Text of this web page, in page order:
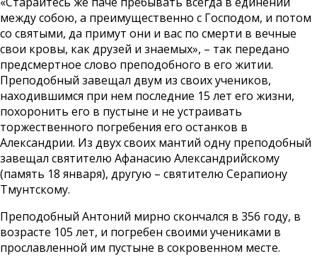
между собою, а преимущественно с Господом, и потом
со святыми, да примут они и вас по смерти в вечные
свои кровы, как друзей и знаемых», – так передано
предсмертное слово преподобного в его житии.
Преподобный завещал двум из своих учеников,
находившимся при нем последние 15 лет его жизни,
похоронить его в пустыне и не устраивать
торжественного погребения его останков в
Александрии. Из двух своих мантий одну преподобный
завещал святителю Афанасию Александрийскому
(память 18 января), другую – святителю Серапиону
Тмунтскому.
Преподобный Антоний мирно скончался в 356 году, в
возрасте 105 лет, и погребен своими учениками в
прославленной им пустыне в сокровенном месте.